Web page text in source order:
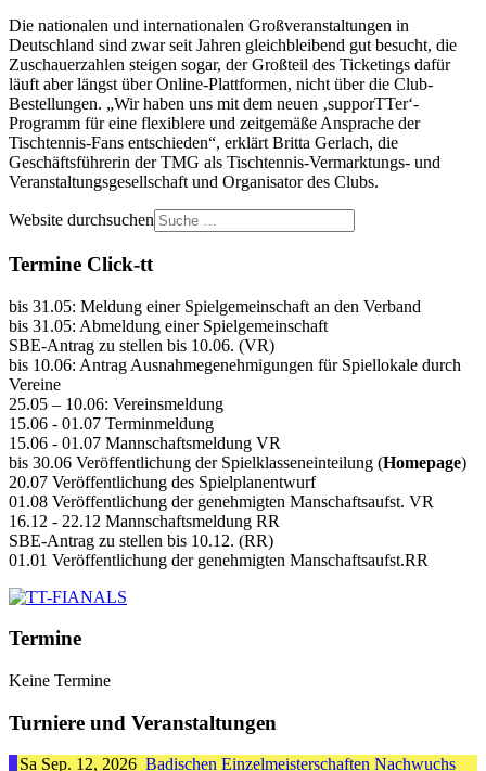
Die nationalen und internationalen Großveranstaltungen in
Deutschland sind zwar seit Jahren gleichbleibend gut besucht, die
Zuschauerzahlen steigen sogar, der Großteil des Ticketings dafür
läuft aber längst über Online-Plattformen, nicht über die Club-
Bestellungen. „Wir haben uns mit dem neuen ‚supporTTer‘-
Programm für eine flexiblere und zeitgemäße Ansprache der
Tischtennis-Fans entschieden“, erklärt Britta Gerlach, die
Geschäftsführerin der TMG als Tischtennis-Vermarktungs- und
Veranstaltungsgesellschaft und Organisator des Clubs.
Website durchsuchen
Termine Click-tt
bis 31.05: Meldung einer Spielgemeinschaft an den Verband
bis 31.05: Abmeldung einer Spielgemeinschaft
SBE-Antrag zu stellen bis 10.06. (VR)
bis 10.06: Antrag Ausnahmegenehmigungen für Spiellokale durch
Vereine
25.05 – 10.06: Vereinsmeldung
15.06 - 01.07 Terminmeldung
15.06 - 01.07 Mannschaftsmeldung VR
bis 30.06 Veröffentlichung der Spielklasseneinteilung (Homepage)
20.07 Veröffentlichung des Spielplanentwurf
01.08 Veröffentlichung der genehmigten Manschaftsaufst. VR
16.12 - 22.12 Mannschaftsmeldung RR
SBE-Antrag zu stellen bis 10.12. (RR)
01.01 Veröffentlichung der genehmigten Manschaftsaufst.RR
Termine
Keine Termine
Turniere und Veranstaltungen
Sa Sep. 12, 2026 Badischen Einzelmeisterschaften Nachwuchs